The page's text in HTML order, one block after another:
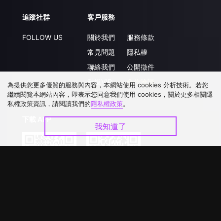
追蹤社群
FOLLOW US
客戶服務
關於我們
常見問題
聯絡我們
升級VIP
服務條款
隱私權
公開徵件
合作洽談
下載 APP
為提供您更多優質的服務與內容，本網站使用 cookies 分析技術。若您
繼續閱覽本網站內容，即表示您同意我們使用 cookies，關於更多相關隱
私權政策資訊，請閱讀我們的隱私權政策。
我知道了